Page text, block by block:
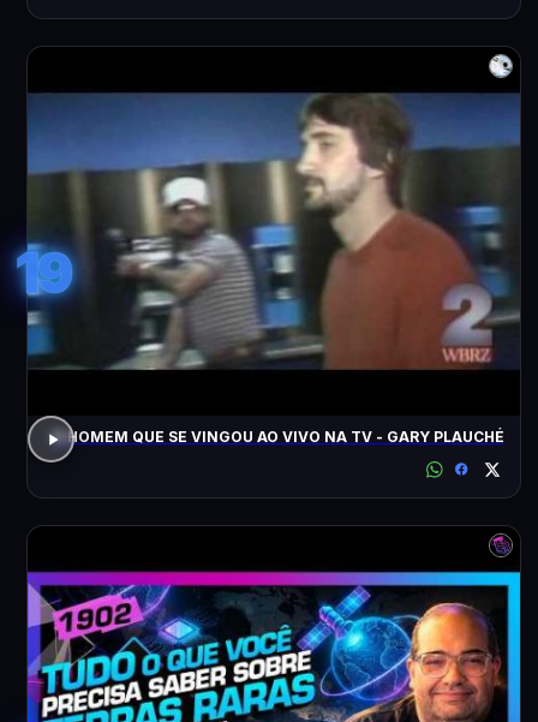
19
O HOMEM QUE SE VINGOU AO VIVO NA TV - GARY PLAUCHÉ